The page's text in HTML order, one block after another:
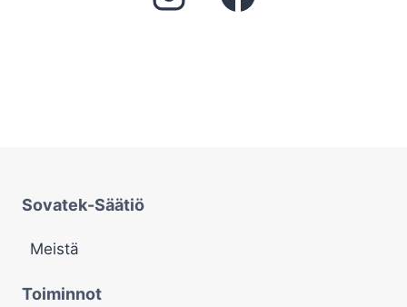
Sovatek-Säätiö
Meistä
Toiminnot